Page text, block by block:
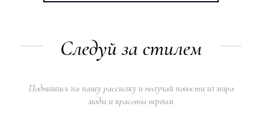
Следуй за стилем
Подпишись на нашу рассылку и получай новости из мира
моды и красоты первым